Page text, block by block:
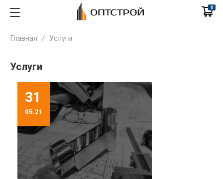
0
Главная / Услуги
Услуги
31
05.21